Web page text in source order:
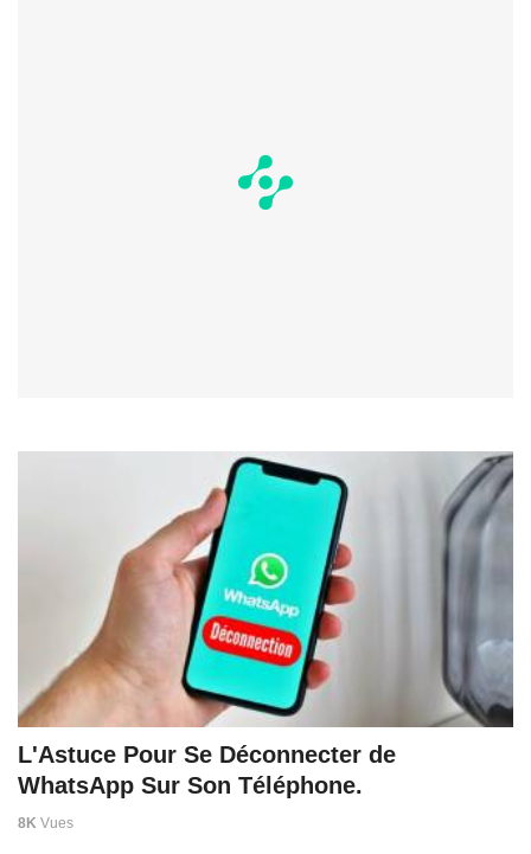
L'Astuce Pour Se Déconnecter de
WhatsApp Sur Son Téléphone.
8K Vues